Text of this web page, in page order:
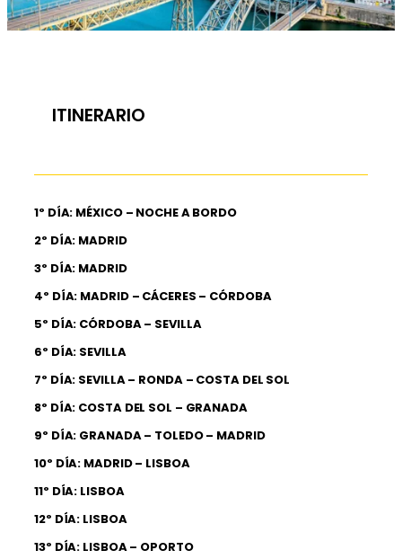
ITINERARIO
1º DÍA: MÉXICO – NOCHE A BORDO
2º DÍA: MADRID
3º DÍA: MADRID
4º DÍA: MADRID – CÁCERES – CÓRDOBA
5º DÍA: CÓRDOBA – SEVILLA
6º DÍA: SEVILLA
7º DÍA: SEVILLA – RONDA – COSTA DEL SOL
8º DÍA: COSTA DEL SOL – GRANADA
9º DÍA: GRANADA – TOLEDO – MADRID
10º DÍA: MADRID – LISBOA
11º DÍA: LISBOA
12º DÍA: LISBOA
13º DÍA: LISBOA – OPORTO